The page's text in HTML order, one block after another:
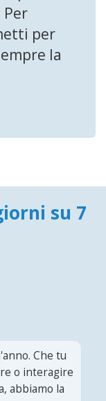
Per
per
la
su 7
Che tu
o interagire
abbiamo la